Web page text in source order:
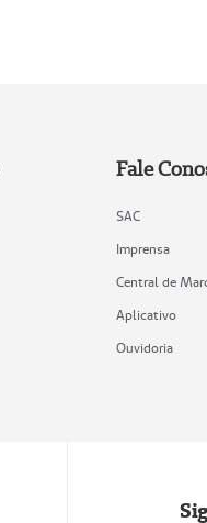
Fale
SAC
Imprensa
Central de
Aplicativo
Ouvidoria